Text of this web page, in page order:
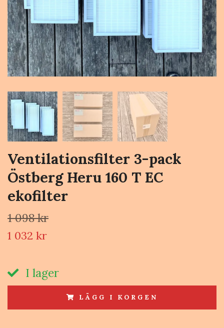
Ventilationsfilter 3-pack
Östberg Heru 160 T EC
ekofilter
1 098 kr
1 032 kr
I lager
LÄGG I KORGEN